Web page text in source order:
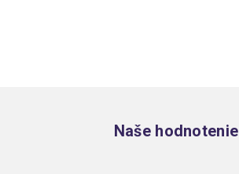
Naše hodnotenie